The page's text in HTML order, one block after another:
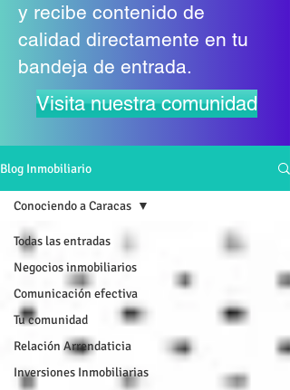
y recibe contenido de
calidad directamente en tu
bandeja de entrada.
Visita nuestra comunidad
Blog Inmobiliario
Todas las entradas
Negocios inmobiliarios
Comunicación efectiva
Tu comunidad
Relación Arrendaticia
Inversiones Inmobiliarias
Conociendo a Caracas